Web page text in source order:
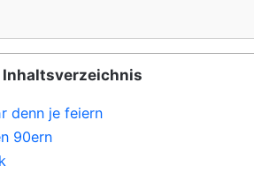
Inhaltsverzeichnis
denn je feiern
90ern